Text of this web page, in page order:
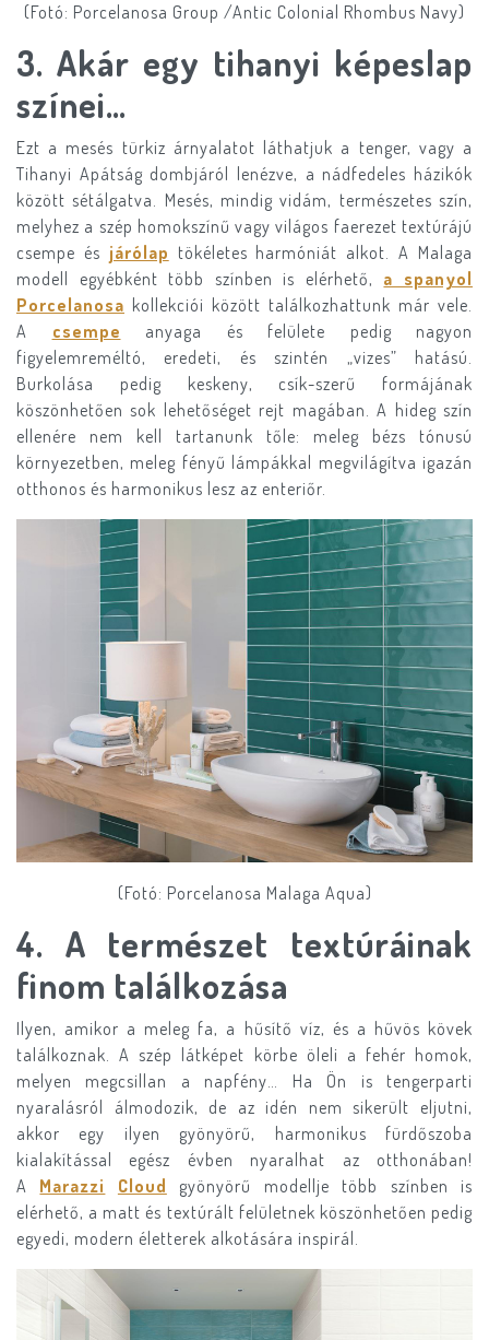
(Fotó: Porcelanosa Group /Antic Colonial Rhombus Navy)
​3. Akár egy tihanyi képeslap
színei…
Ezt a mesés türkiz árnyalatot láthatjuk a tenger, vagy a
Tihanyi Apátság dombjáról lenézve, a nádfedeles házikók
között sétálgatva. Mesés, mindig vidám, természetes szín,
melyhez a szép homokszínű vagy világos faerezet textúrájú
csempe és járólap tökéletes harmóniát alkot. A Malaga
modell egyébként több színben is elérhető, a spanyol
Porcelanosa kollekciói között találkozhattunk már vele.
A
csempe
anyaga és felülete pedig nagyon
figyelemreméltó, eredeti, és szintén „vizes” hatású.
Burkolása pedig keskeny, csík-szerű formájának
köszönhetően sok lehetőséget rejt magában. A hideg szín
ellenére nem kell tartanunk tőle: meleg bézs tónusú
környezetben, meleg fényű lámpákkal megvilágítva igazán
otthonos és harmonikus lesz az enteriőr.
(Fotó: Porcelanosa Malaga Aqua)
4. A természet textúráinak
finom találkozása
Ilyen, amikor a meleg fa, a hűsítő víz, és a hűvös kövek
találkoznak. A szép látképet körbe öleli a fehér homok,
melyen megcsillan a napfény… Ha Ön is tengerparti
nyaralásról álmodozik, de az idén nem sikerült eljutni,
akkor egy ilyen gyönyörű, harmonikus fürdőszoba
kialakítással egész évben nyaralhat az otthonában!
A
Marazzi Cloud
gyönyörű modellje több színben is
elérhető, a matt és textúrált felületnek köszönhetően pedig
egyedi, modern életterek alkotására inspirál.